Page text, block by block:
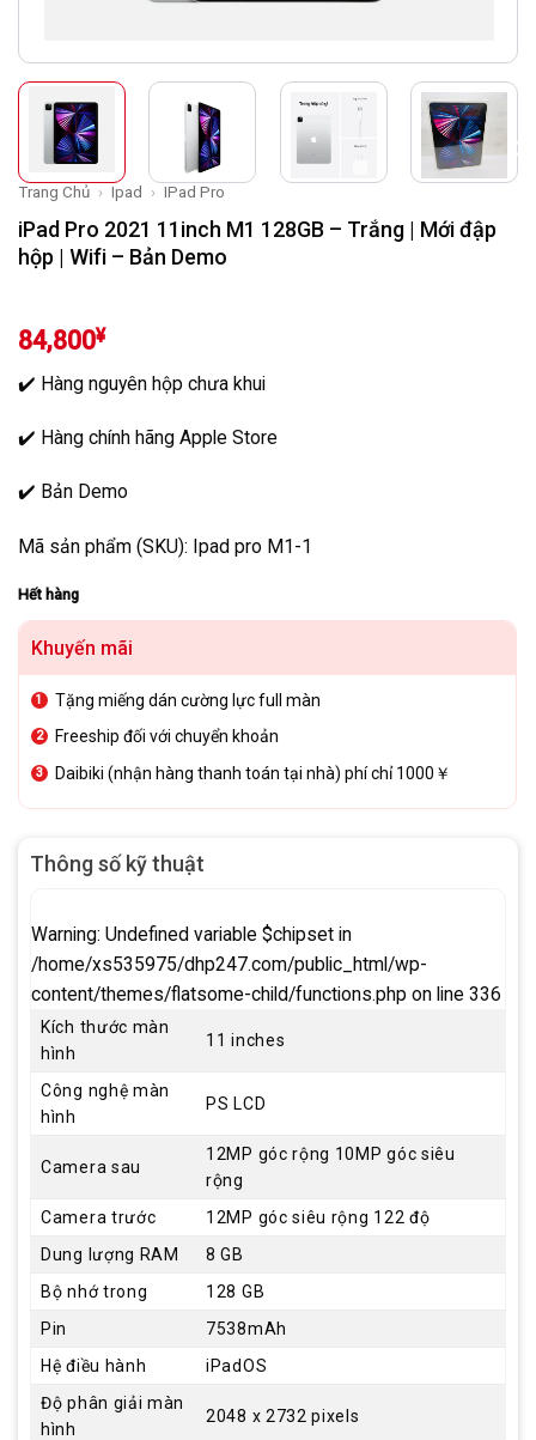
Trang Chủ › Ipad › IPad Pro
iPad Pro 2021 11inch M1 128GB – Trắng | Mới đập
hộp | Wifi – Bản Demo
84,800¥
✔️ Hàng nguyên hộp chưa khui
✔️ Hàng chính hãng Apple Store
✔️ Bản Demo
Mã sản phẩm (SKU): Ipad pro M1-1
Hết hàng
Khuyến mãi
Tặng miếng dán cường lực full màn
Freeship đối với chuyển khoản
Daibiki (nhận hàng thanh toán tại nhà) phí chỉ 1000￥
Thông số kỹ thuật
Warning: Undefined variable $chipset in
/home/xs535975/dhp247.com/public_html/wp-
content/themes/flatsome-child/functions.php on line 336
Kích thước màn
hình
11 inches
Công nghệ màn
hình
PS LCD
Camera sau
12MP góc rộng 10MP góc siêu
rộng
Camera trước
12MP góc siêu rộng 122 độ
Dung lượng RAM
8 GB
Bộ nhớ trong
128 GB
Pin
7538mAh
Hệ điều hành
iPadOS
Độ phân giải màn
hình
2048 x 2732 pixels